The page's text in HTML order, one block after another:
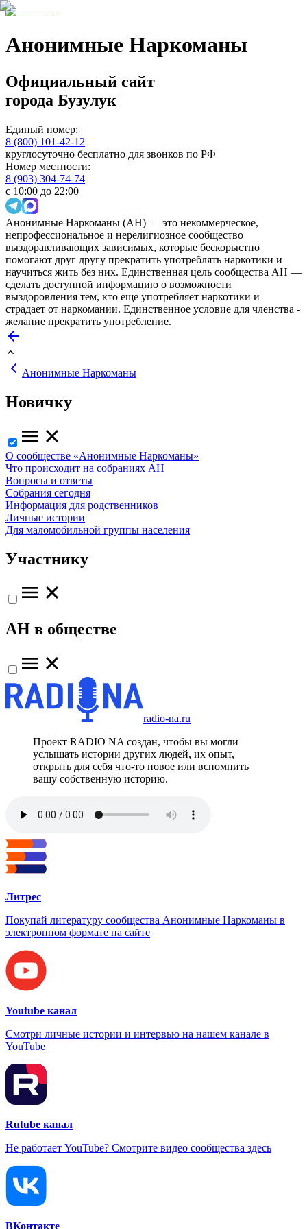
Анонимные Наркоманы
Официальный сайт
города Бузулук
Единый номер:
8 (800) 101-42-12
круглосуточно бесплатно для звонков по РФ
Номер местности:
8 (903) 304-74-74
с 10:00 до 22:00
Анонимные Наркоманы (АН) — это некоммерческое,
непрофессиональное и нерелигиозное сообщество
выздоравливающих зависимых, которые бескорыстно
помогают друг другу прекратить употреблять наркотики и
научиться жить без них. Единственная цель сообщества АН —
сделать доступной информацию о возможности
выздоровления тем, кто еще употребляет наркотики и
страдает от наркомании. Единственное условие для членства -
желание прекратить употребление.
Анонимные Наркоманы
Новичку
О сообществе «Анонимные Наркоманы»
Что происходит на собраниях АН
Вопросы и ответы
Собрания сегодня
Информация для родственников
Личные истории
Для маломобильной группы населения
Участнику
АН в обществе
radio-na.ru
Проект RADIO NA создан, чтобы вы могли
услышать истории других людей, их опыт,
открыть для себя что-то новое или вспомнить
вашу собственную историю.
Литрес
Покупай литературу сообщества Анонимные Наркоманы в
электронном формате на сайте
Youtube канал
Смотри личные истории и интервью на нашем канале в
YouTube
Rutube канал
Не работает YouTube? Смотрите видео сообщества здесь
ВКонтакте